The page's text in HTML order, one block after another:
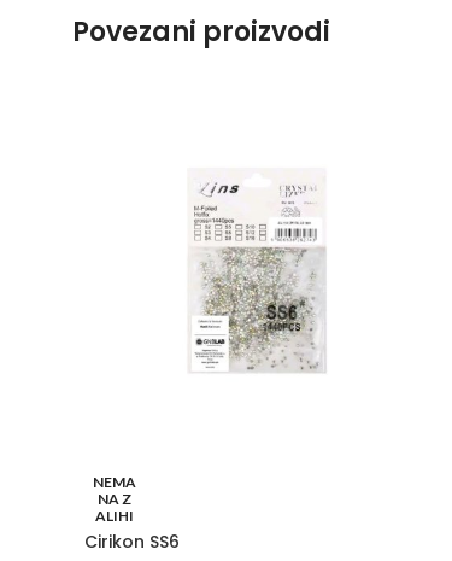
Povezani proizvodi
NEMA
NA Z
ALIHI
Cirikon SS6